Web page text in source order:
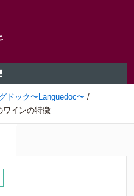
ドック〜Languedoc〜 /
ワインの特徴